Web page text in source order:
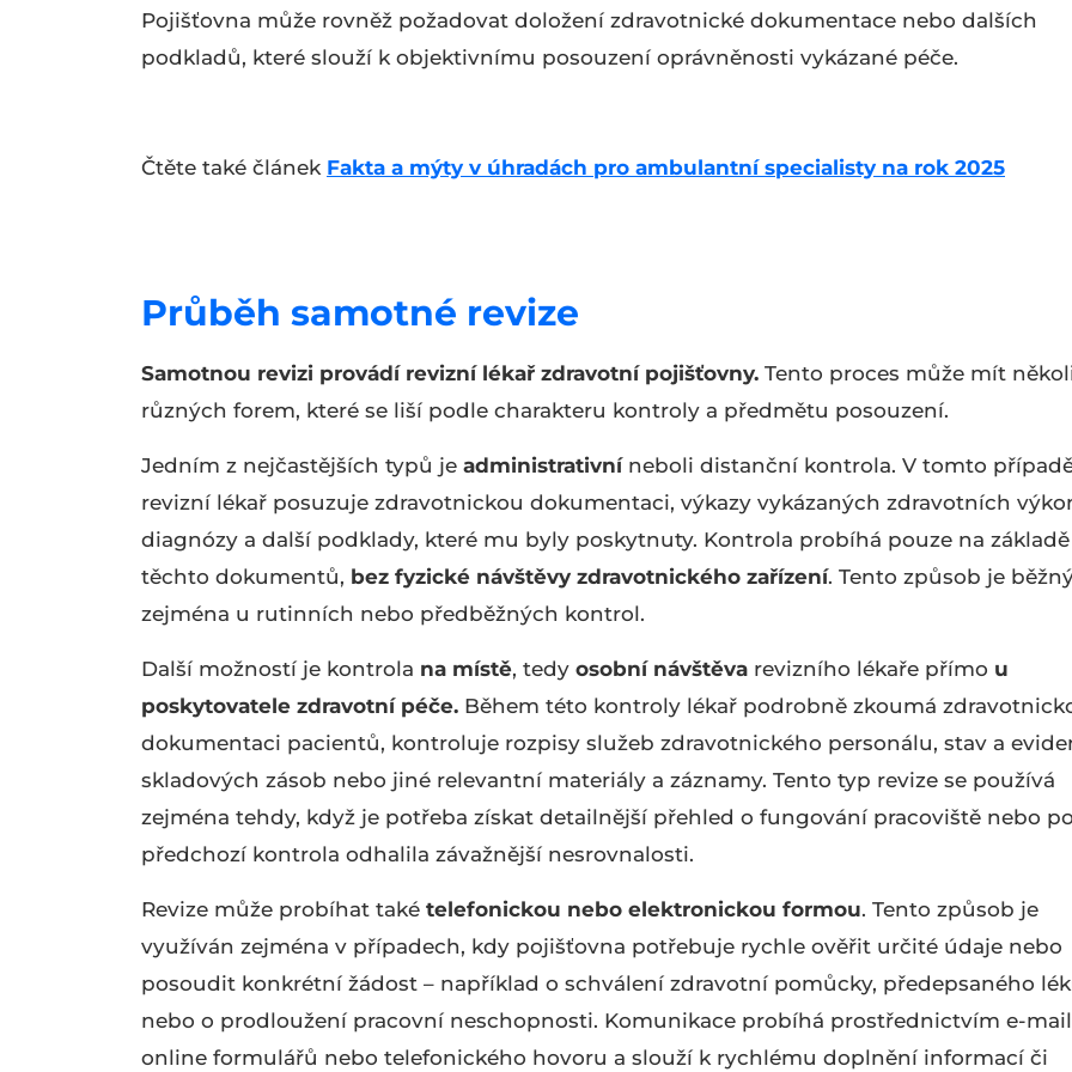
Pojišťovna může rovněž požadovat doložení zdravotnické dokumentace nebo dalších
podkladů, které slouží k objektivnímu posouzení oprávněnosti vykázané péče.
Čtěte také článek Fakta a mýty v úhradách pro ambulantní specialisty na rok 2025
Průběh samotné revize
Samotnou revizi provádí revizní lékař zdravotní pojišťovny. Tento proces může mít
různých forem, které se liší podle charakteru kontroly a předmětu posouzení.
Jedním z nejčastějších typů je administrativní neboli distanční kontrola. V tomto
revizní lékař posuzuje zdravotnickou dokumentaci, výkazy vykázaných zdravotních
diagnózy a další podklady, které mu byly poskytnuty. Kontrola probíhá pouze na základě
těchto dokumentů, bez fyzické návštěvy zdravotnického zařízení. Tento způsob je
zejména u rutinních nebo předběžných kontrol.
Další možností je kontrola na místě, tedy osobní návštěva revizního lékaře přímo u
poskytovatele zdravotní péče. Během této kontroly lékař podrobně zkoumá
dokumentaci pacientů, kontroluje rozpisy služeb zdravotnického personálu, stav a
skladových zásob nebo jiné relevantní materiály a záznamy. Tento typ revize se používá
zejména tehdy, když je potřeba získat detailnější přehled o fungování pracoviště nebo
předchozí kontrola odhalila závažnější nesrovnalosti.
Revize může probíhat také telefonickou nebo elektronickou formou. Tento způsob je
využíván zejména v případech, kdy pojišťovna potřebuje rychle ověřit určité údaje nebo
posoudit konkrétní žádost – například o schválení zdravotní pomůcky, předepsaného
nebo o prodloužení pracovní neschopnosti. Komunikace probíhá prostřednictvím e-
online formulářů nebo telefonického hovoru a slouží k rychlému doplnění informací či